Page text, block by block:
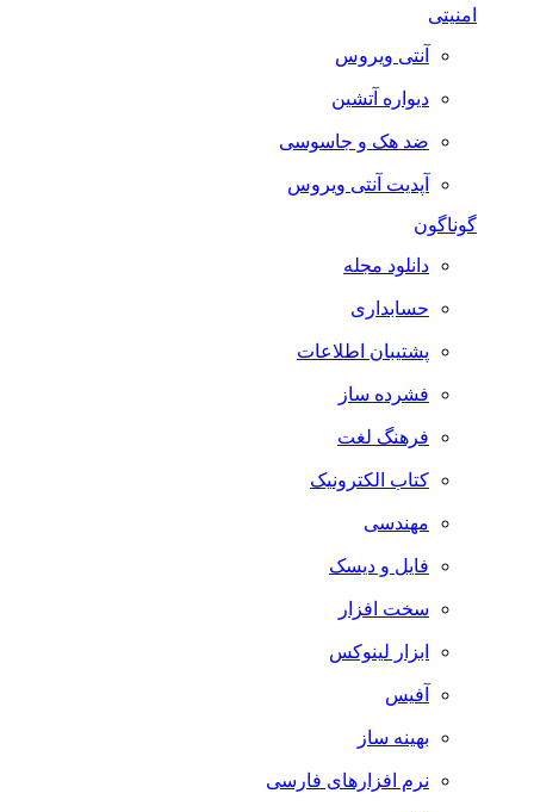
آنتی ویروس
دیواره آتشین
ضد هک و جاسوسی
آپدیت آنتی ویروس
گوناگون
دانلود مجله
حسابداری
پشتیبان اطلاعات
فشرده ساز
فرهنگ لغت
کتاب الکترونیک
مهندسی
فایل و دیسک
سخت افزار
ابزار لینوکس
آفیس
بهینه ساز
نرم افزارهای فارسی